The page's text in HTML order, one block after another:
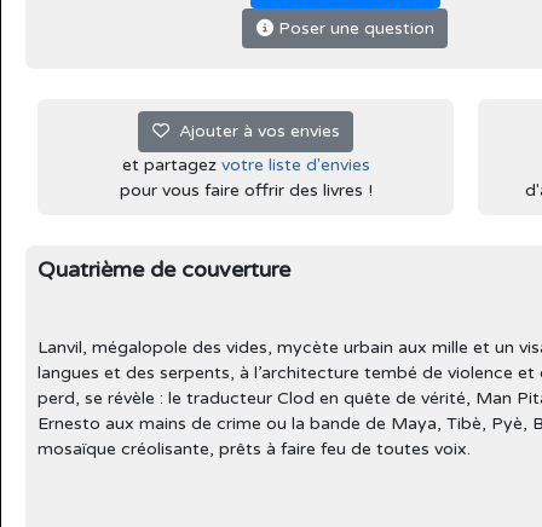
Poser une question
Ajouter à vos envies
et partagez votre liste d'envies
pour vous faire offrir des livres !
Quatrième de couverture
Lanvil, mégalopole des vides, mycète urbain aux mille et un
langues et des serpents, à l’architecture tembé de violence
perd, se révèle : le traducteur Clod en quête de vérité, Man
Ernesto aux mains de crime ou la bande de Maya, Tibè, Pyè,
mosaïque créolisante, prêts à faire feu de toutes voix.